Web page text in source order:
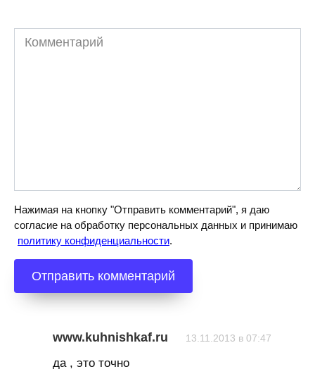
Комментарий
Нажимая на кнопку "Отправить комментарий", я даю
согласие на обработку персональных данных и принимаю
политику конфиденциальности.
www.kuhnishkaf.ru 13.11.2013 в 07:47
да , это точно